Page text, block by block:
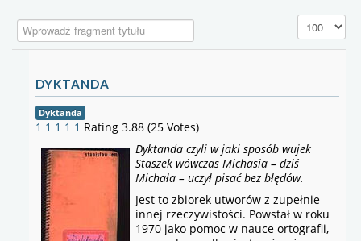
Wprowadź fragment tytułu Pokaż #
DYKTANDA
Dyktanda
1 1 1 1 1 Rating 3.88 (25 Votes)
Dyktanda czyli w jaki sposób wujek
Staszek wówczas Michasia – dziś
Michała – uczył pisać bez błędów.
Jest to zbiorek utworów z zupełnie
innej rzeczywistości. Powstał w roku
1970 jako pomoc w nauce ortografii,